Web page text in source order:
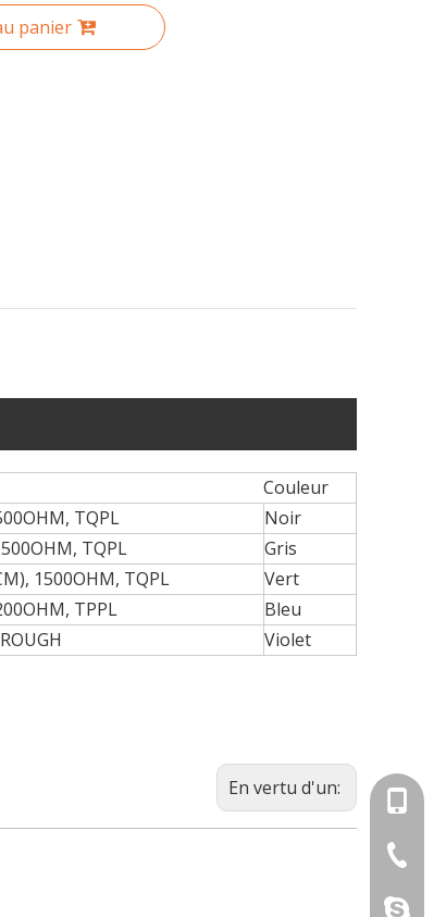
System (MES), qui vise à améliorer
de harnais de fil et de connecteur.
panier
Couleur
TQPL
Noir
TQPL
Gris
1500OHM, TQPL
Vert
TPPL
Bleu
Violet
En vertu d'un:
+86-
+86-